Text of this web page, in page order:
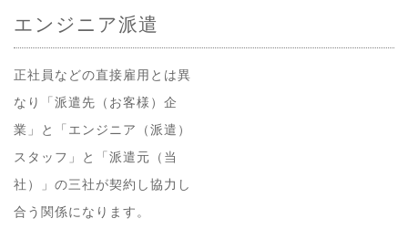
エンジニア派遣
正社員などの直接雇用とは異
なり「派遣先（お客様）企
業」と「エンジニア（派遣）
スタッフ」と「派遣元（当
社）」の三社が契約し協力し
合う関係になります。